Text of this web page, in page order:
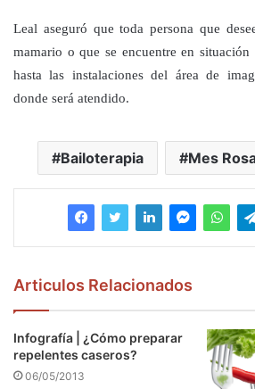
Leal aseguró que toda persona que
mamario o que se encuentre en
hasta las instalaciones del área de
donde será atendido.
Bailoterapia Mes
Articulos Relacionados
Infografía | ¿Cómo preparar
repelentes caseros?
06/05/2013